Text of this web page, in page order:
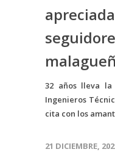
32 años lleva
Ingenieros
cita con los
21 DICIEMBRE,